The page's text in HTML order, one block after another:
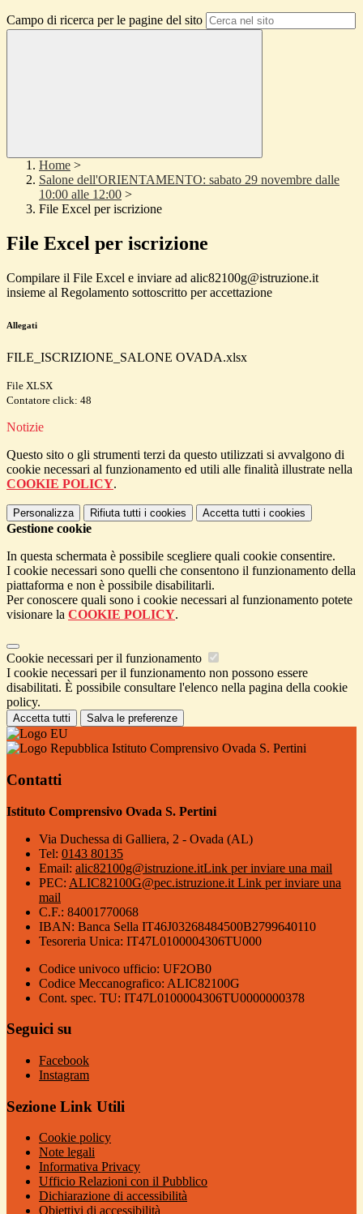
Campo di ricerca per le pagine del sito
Home >
Salone dell'ORIENTAMENTO: sabato 29 novembre dalle
10:00 alle 12:00 >
File Excel per iscrizione
File Excel per iscrizione
Compilare il File Excel e inviare ad alic82100g@istruzione.it
insieme al Regolamento sottoscritto per accettazione
Allegati
FILE_ISCRIZIONE_SALONE OVADA.xlsx
File XLSX
Contatore click: 48
Notizie
Questo sito o gli strumenti terzi da questo utilizzati si avvalgono di
cookie necessari al funzionamento ed utili alle finalità illustrate nella
COOKIE POLICY.
Personalizza Rifiuta tutti i cookies Accetta tutti i cookies
Gestione cookie
In questa schermata è possibile scegliere quali cookie consentire.
I cookie necessari sono quelli che consentono il funzionamento della
piattaforma e non è possibile disabilitarli.
Per conoscere quali sono i cookie necessari al funzionamento potete
visionare la COOKIE POLICY.
Cookie necessari per il funzionamento
I cookie necessari per il funzionamento non possono essere
disabilitati. È possibile consultare l'elenco nella pagina della cookie
policy.
Accetta tutti Salva le preferenze
Istituto Comprensivo Ovada S. Pertini
Contatti
Istituto Comprensivo Ovada S. Pertini
Via Duchessa di Galliera, 2 - Ovada (AL)
Tel: 0143 80135
Email: alic82100g@istruzione.itLink per inviare una mail
PEC: ALIC82100G@pec.istruzione.it Link per inviare una
mail
C.F.: 84001770068
IBAN: Banca Sella IT46J03268484500B2799640110
Tesoreria Unica: IT47L0100004306TU000
Codice univoco ufficio: UF2OB0
Codice Meccanografico: ALIC82100G
Cont. spec. TU: IT47L0100004306TU0000000378
Seguici su
Facebook
Instagram
Sezione Link Utili
Cookie policy
Note legali
Informativa Privacy
Ufficio Relazioni con il Pubblico
Dichiarazione di accessibilità
Obiettivi di accessibilità